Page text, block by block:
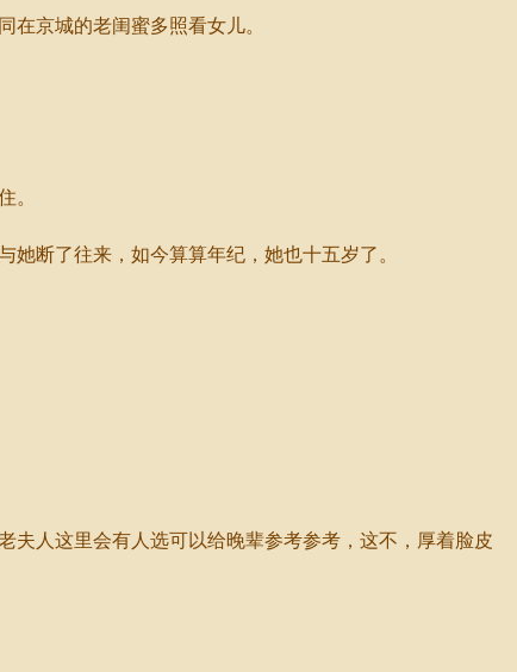
京城的老闺蜜多照看女儿。
。
断了往来，如今算算年纪，她也十五岁了。
人这里会有人选可以给晚辈参考参考，这不，厚着脸皮